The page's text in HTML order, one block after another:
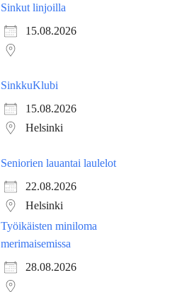
Sinkut linjoilla
15.08.2026
SinkkuKlubi
15.08.2026
Helsinki
Seniorien lauantai laulelot
22.08.2026
Helsinki
Työikäisten miniloma
merimaisemissa
28.08.2026